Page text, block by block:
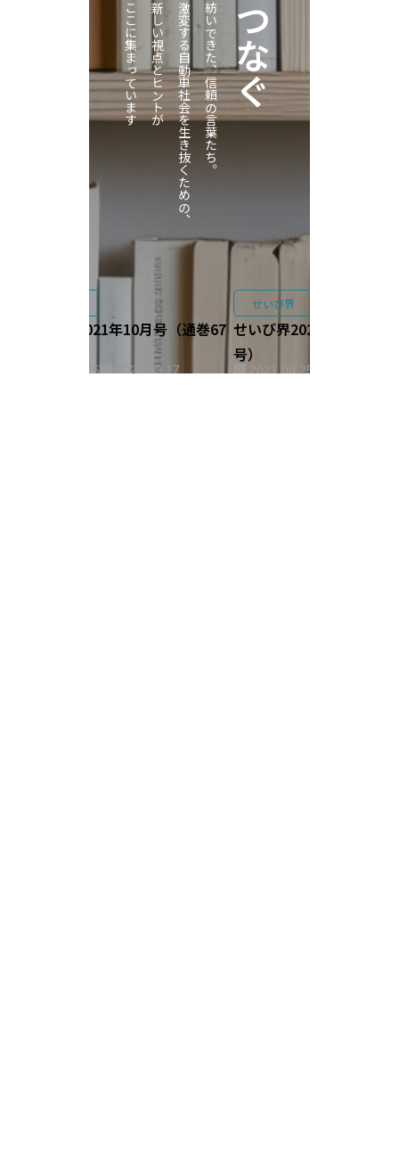
つなぐ
紡いできた、信頼の言葉たち。
激変する自動車社会を生き抜くための、
新しい視点とヒントが
ここに集まっています
せいび界2021年10月号（通巻67
2021.09.25 2025.09.17
せいび界
せいび界2021年9月号（
号）
2021.08.25